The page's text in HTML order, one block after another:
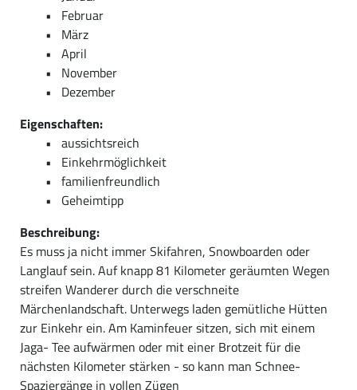
Februar
März
April
November
Dezember
Eigenschaften:
aussichtsreich
Einkehrmöglichkeit
familienfreundlich
Geheimtipp
Beschreibung:
Es muss ja nicht immer Skifahren, Snowboarden oder
Langlauf sein. Auf knapp 81 Kilometer geräumten Wegen
streifen Wanderer durch die verschneite
Märchenlandschaft. Unterwegs laden gemütliche Hütten
zur Einkehr ein. Am Kaminfeuer sitzen, sich mit einem
Jaga- Tee aufwärmen oder mit einer Brotzeit für die
nächsten Kilometer stärken - so kann man Schnee-
Spaziergänge in vollen Zügen